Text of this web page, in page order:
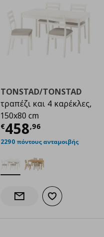
€ 548,96
TONSTAD/TONSTAD
τραπέζι και 4 καρέκλες,
150x80 cm
€458,96
Τρέχουσα
2290 πόντους ανταμοιβής
Ενημέρωση διαθεσιμότητας
Προσθήκη στα